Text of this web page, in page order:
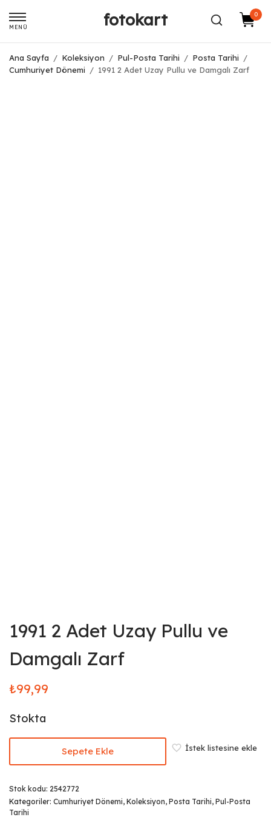
MENÜ fotokart 0
Ana Sayfa / Koleksiyon / Pul-Posta Tarihi / Posta Tarihi
/
Cumhuriyet Dönemi
/ 1991 2 Adet Uzay Pullu ve Damgalı Zarf
1991 2 Adet Uzay Pullu ve
Damgalı Zarf
₺99,99
Stokta
Sepete Ekle İstek listesine ekle
Stok kodu: 2542772
Kategoriler: Cumhuriyet Dönemi, Koleksiyon, Posta Tarihi, Pul-Posta
Tarihi